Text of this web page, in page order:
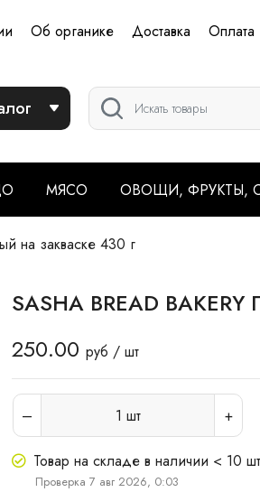
Об органике Доставка Оплата
МЯСО ОВОЩИ, ФРУКТЫ,
на закваске 430 г
SASHA BREAD
250.00 руб / шт
1 шт
Товар на складе в наличии < 10 шт
Проверка 7 авг 2026, 0:03